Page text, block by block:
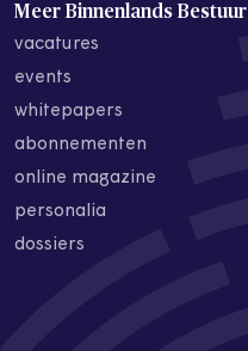
Meer Binnenlands Bestuur
vacatures
events
whitepapers
abonnementen
online magazine
personalia
dossiers